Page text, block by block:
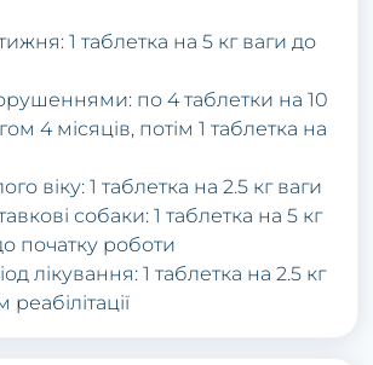
1 таблетка на 5 кг ваги до
по 4 таблетки на 10
4 місяців, потім 1 таблетка на
віку: 1 таблетка на 2.5 кг ваги
собаки: 1 таблетка на 5 кг
початку роботи
лікування: 1 таблетка на 2.5 кг